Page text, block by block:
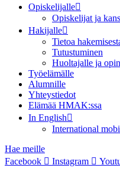
Opiskelijalle
Opiskelijat ja
Hakijalle
Tietoa
Tutustuminen
Huoltajalle ja
Työelämälle
Alumnille
Yhteystiedot
Elämää HMAK:ssa
In English
International
Hae meille
Facebook
Instagram